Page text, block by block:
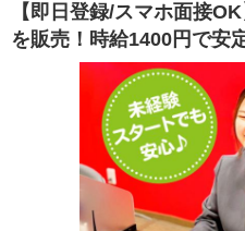
【即日登録/スマホ面接
を販売！時給1400円で安